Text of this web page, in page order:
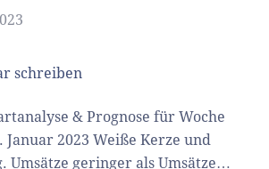
schreiben
& Prognose für Woche
Januar 2023 Weiße Kerze und
Umsätze geringer als Umsätze…